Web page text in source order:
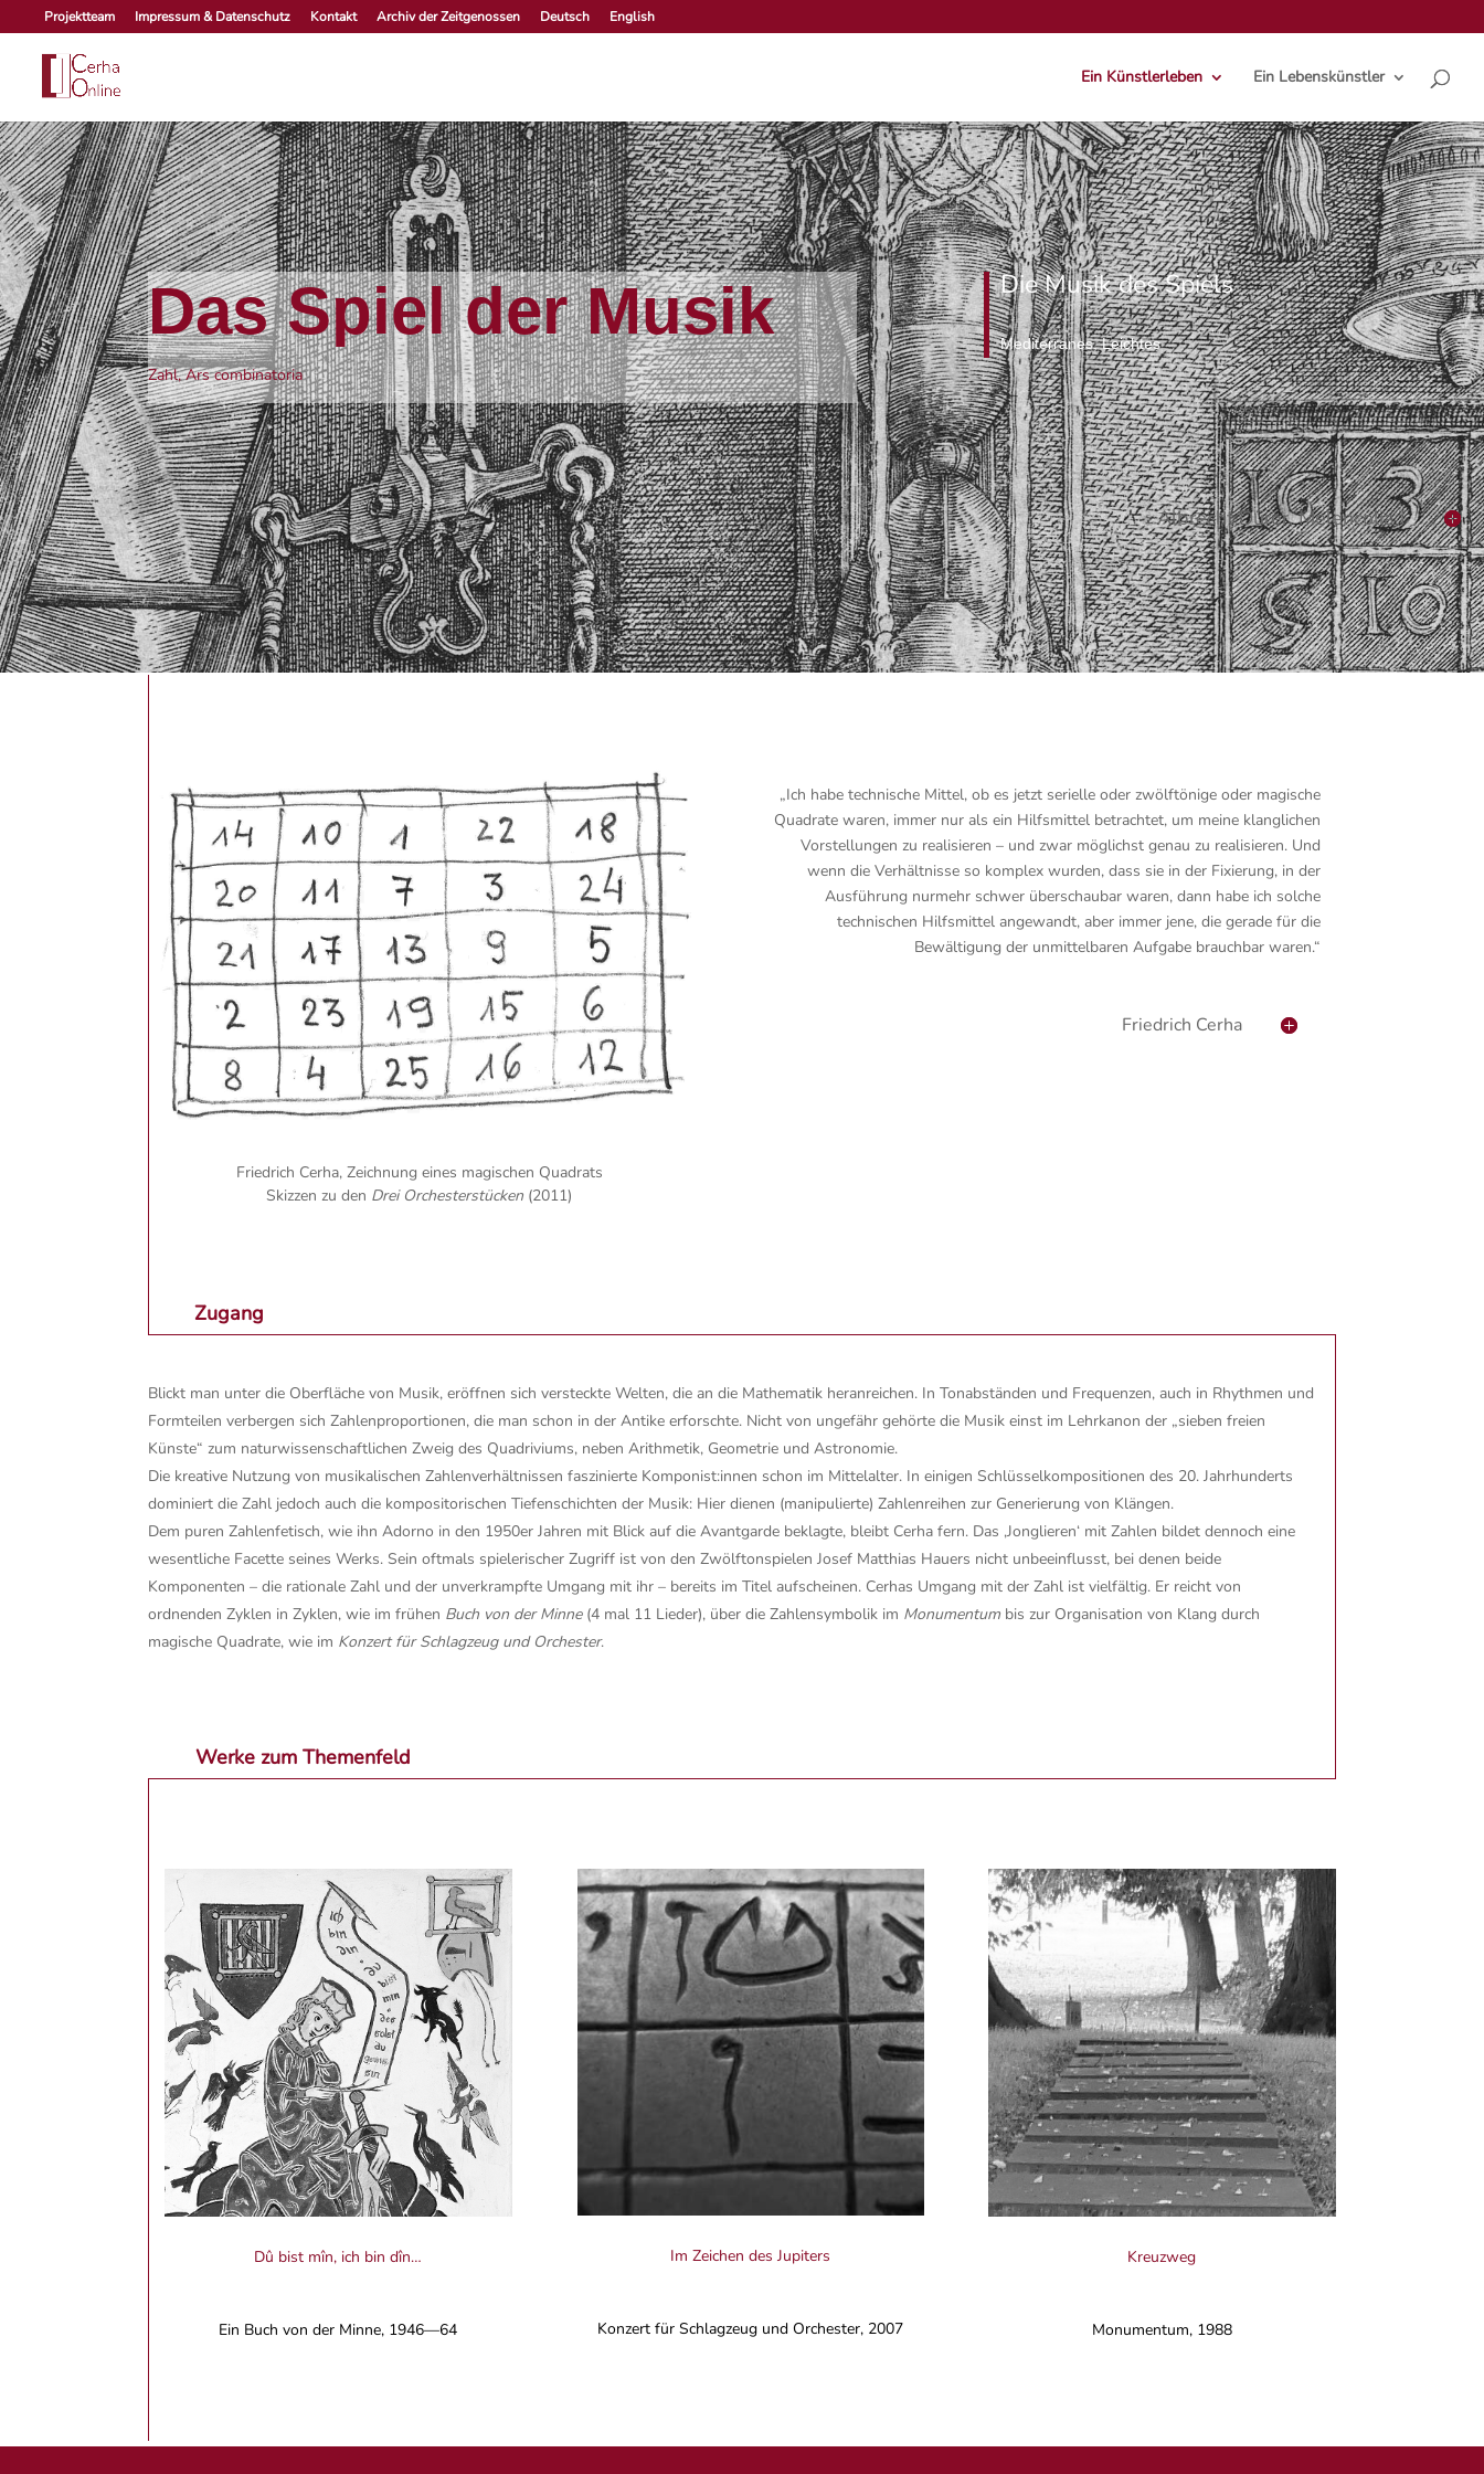
Projektteam Impressum & Datenschutz Kontakt Archiv der Zeitgenossen Deutsch English
Ein Künstlerleben Ein Lebenskünstler
Das Spiel der Musik
Zahl, Ars combinatoria
Die Musik des Spiels
Mediterranes, Leichtes
Albrecht Dürer, Melencolia I
Friedrich Cerha, Zeichnung eines magischen Quadrats
Skizzen zu den Drei Orchesterstücken (2011)
Zugang
„Ich habe technische Mittel, ob es jetzt serielle oder zwölftönige oder magische
Quadrate waren, immer nur als ein Hilfsmittel betrachtet, um meine klanglichen
Vorstellungen zu realisieren – und zwar möglichst genau zu realisieren. Und
wenn die Verhältnisse so komplex wurden, dass sie in der Fixierung, in der
Ausführung nurmehr schwer überschaubar waren, dann habe ich solche
technischen Hilfsmittel angewandt, aber immer jene, die gerade für die
Bewältigung der unmittelbaren Aufgabe brauchbar waren.“
Friedrich Cerha
Blickt man unter die Oberfläche von Musik, eröffnen sich versteckte Welten, die an die Mathematik heranreichen. In Tonabständen und Frequenzen, auch in Rhythmen und
Formteilen verbergen sich Zahlenproportionen, die man schon in der Antike erforschte. Nicht von ungefähr gehörte die Musik einst im Lehrkanon der „sieben freien
Künste“ zum naturwissenschaftlichen Zweig des Quadriviums, neben Arithmetik, Geometrie und Astronomie.
Die kreative Nutzung von musikalischen Zahlenverhältnissen faszinierte Komponist:innen schon im Mittelalter. In einigen Schlüsselkompositionen des 20. Jahrhunderts
dominiert die Zahl jedoch auch die kompositorischen Tiefenschichten der Musik: Hier dienen (manipulierte) Zahlenreihen zur Generierung von Klängen.
Dem puren Zahlenfetisch, wie ihn Adorno in den 1950er Jahren mit Blick auf die Avantgarde beklagte, bleibt Cerha fern. Das ‚Jonglieren‘ mit Zahlen bildet dennoch eine
wesentliche Facette seines Werks. Sein oftmals spielerischer Zugriff ist von den Zwölftonspielen Josef Matthias Hauers nicht unbeeinflusst, bei denen beide
Komponenten – die rationale Zahl und der unverkrampfte Umgang mit ihr – bereits im Titel aufscheinen. Cerhas Umgang mit der Zahl ist vielfältig. Er reicht von
ordnenden Zyklen in Zyklen, wie im frühen Buch von der Minne (4 mal 11 Lieder), über die Zahlensymbolik im Monumentum bis zur Organisation von Klang durch
magische Quadrate, wie im Konzert für Schlagzeug und Orchester.
Werke zum Themenfeld
Dû bist mîn, ich bin dîn…
Ein Buch von der Minne, 1946—64
Im Zeichen des Jupiters
Konzert für Schlagzeug und Orchester, 2007
Kreuzweg
Monumentum, 1988